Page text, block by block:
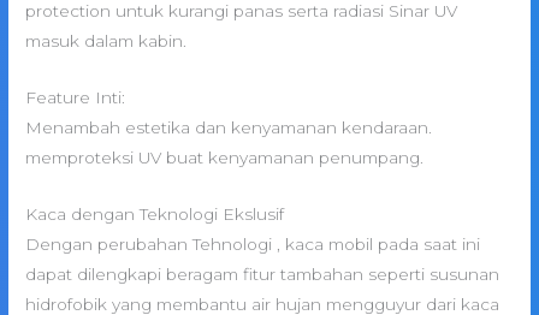
protection untuk kurangi panas serta radiasi Sinar UV
masuk dalam kabin.
Feature Inti:
Menambah estetika dan kenyamanan kendaraan.
memproteksi UV buat kenyamanan penumpang.
Kaca dengan Teknologi Ekslusif
Dengan perubahan Tehnologi , kaca mobil pada saat ini
dapat dilengkapi beragam fitur tambahan seperti susunan
hidrofobik yang membantu air hujan mengguyur dari kaca